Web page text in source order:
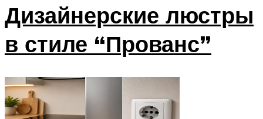
Дизайнерские люстры
в стиле “Прованс”